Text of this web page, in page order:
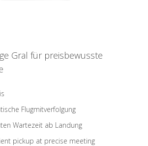
Gral für preisbewusste
Flugmitverfolgung
Wartezeit ab Landung
pickup at precise meeting